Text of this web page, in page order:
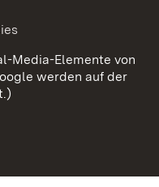
Media-Elemente von
werden auf der